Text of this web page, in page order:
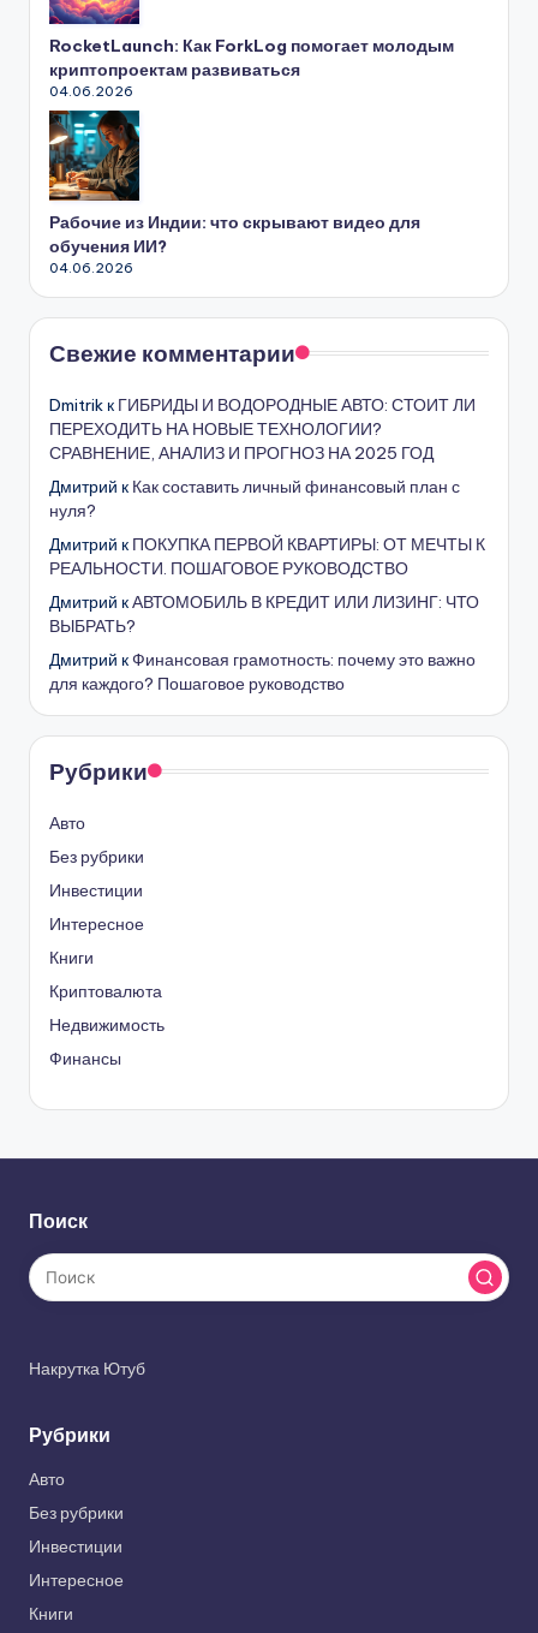
о
RocketLaunch: Как ForkLog помогает молодым
криптопроектам развиваться
04.06.2026
Рабочие из Индии: что скрывают видео для
обучения ИИ?
04.06.2026
Свежие комментарии
Dmitrik к ГИБРИДЫ И ВОДОРОДНЫЕ АВТО: СТОИТ ЛИ
ПЕРЕХОДИТЬ НА НОВЫЕ ТЕХНОЛОГИИ?
СРАВНЕНИЕ, АНАЛИЗ И ПРОГНОЗ НА 2025 ГОД
Дмитрий к Как составить личный финансовый план с
нуля?
Дмитрий к ПОКУПКА ПЕРВОЙ КВАРТИРЫ: ОТ МЕЧТЫ К
РЕАЛЬНОСТИ. ПОШАГОВОЕ РУКОВОДСТВО
Дмитрий кАВТОМОБИЛЬ В КРЕДИТ ИЛИ ЛИЗИНГ: ЧТО
ВЫБРАТЬ?
Дмитрий кФинансовая грамотность: почему это важно
для каждого? Пошаговое руководство
Рубрики
Авто
Без рубрики
Инвестиции
Интересное
Книги
Криптовалюта
Недвижимость
Финансы
Поиск
Накрутка Ютуб
Рубрики
Авто
Без рубрики
Инвестиции
Интересное
Книги